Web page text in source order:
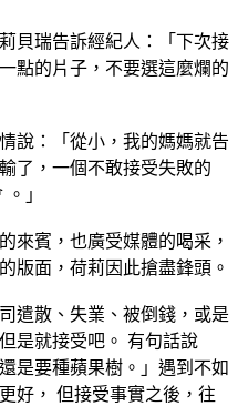
瑞告訴經紀人：「下次接
點的片子，不要選這麼爛的
：「從小，我的媽媽就告
了，一個不敢接受失敗的
。」
賓，也廣受媒體的喝采，
版面，荷莉因此搶盡鋒頭。
散、失業、被倒錢，或是
是就接受吧。 有句話說
是要種蘋果樹。」遇到不如
好， 但接受事實之後，往